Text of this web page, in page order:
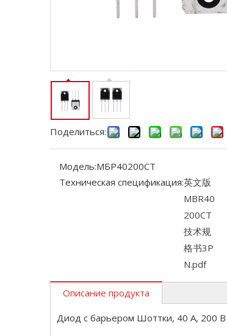
Поделиться:
Модель:МБР40200CT
Техническая спецификация:英文版
MBR40
200CT
技术规
格书3P
N.pdf
Описание продукта
Диод с барьером Шоттки, 40 А, 200 В